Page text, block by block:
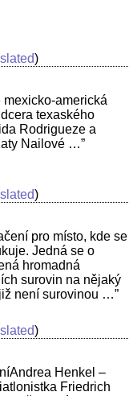
)
mexicko-americká
texaského
Rodrigueze a
Nailové …”
)
pro místo, kde se
Jedná se o
hromadná
surovin na nějaký
není surovinou …”
)
Henkel –
Friedrich